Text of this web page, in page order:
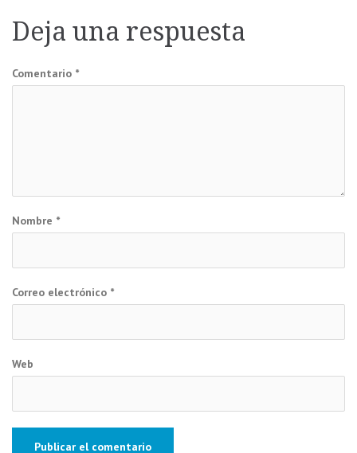
entradas
Deja una respuesta
Comentario *
Nombre *
Correo electrónico *
Web